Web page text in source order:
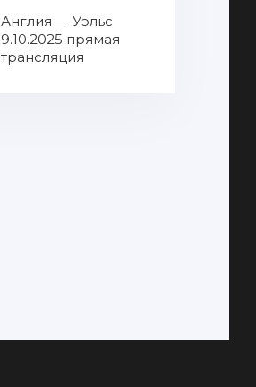
9.10.2025 / Все матчи
в одном эфире
8.10.2025 прямая
трансляция
Англия — Уэльс
9.10.2025 прямая
трансляция